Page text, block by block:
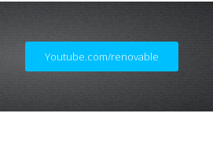
Youtube.com/renovable